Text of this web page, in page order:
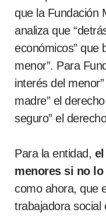
que la Fundación
analiza que
económicos” que
menor”. Para
interés del
madre” el
seguro” el
Para la entidad,
menores si no
como ahora, que
trabajadora social